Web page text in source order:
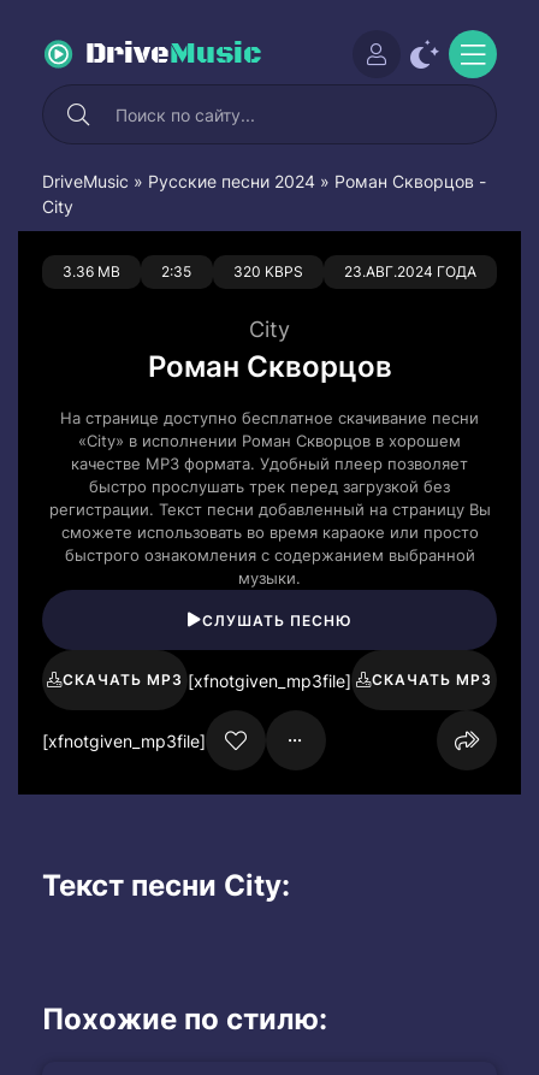
DriveMusic
DriveMusic » Русские песни 2024 » Роман Скворцов -
City
3.36 MB 2:35 320 KBPS 23.АВГ.2024 ГОДА
0 0
City
Роман Скворцов
На странице доступно бесплатное скачивание песни
«City» в исполнении Роман Скворцов в хорошем
качестве MP3 формата. Удобный плеер позволяет
быстро прослушать трек перед загрузкой без
регистрации. Текст песни добавленный на страницу Вы
сможете использовать во время караоке или просто
быстрого ознакомления с содержанием выбранной
музыки.
СЛУШАТЬ ПЕСНЮ
СКАЧАТЬ MP3 [xfnotgiven_mp3file] СКАЧАТЬ MP3
[xfnotgiven_mp3file]
Текст песни City:
Похожие по стилю: